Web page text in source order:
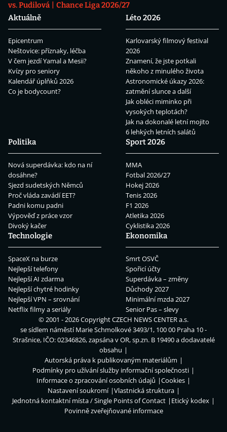
vs. Pudilová
Chance Liga 2026/27
Aktuálně
Epicentrum
Neštovice: příznaky, léčba
V čem jezdí Yamal a Mesii?
Kvízy pro seniory
Kalendář úplňků 2026
Co je bodycount?
Léto 2026
Karlovarský filmový festival
2026
Znamení, že jste potkali
někoho z minulého života
Astronomické úkazy 2026:
zatmění slunce a další
Jak obléci miminko při
vysokých teplotách?
Jak na dokonalé letní mojito
6 lehkých letních salátů
Politika
Nová superdávka: kdo na ní
dosáhne?
Sjezd sudetských Němců
Proč vláda zavádí EET?
Padni komu padni
Výpověď z práce vzor
Divoký kačer
Sport 2026
MMA
Fotbal 2026/27
Hokej 2026
Tenis 2026
F1 2026
Atletika 2026
Cyklistika 2026
Technologie
SpaceX na burze
Nejlepší telefony
Nejlepší AI zdarma
Nejlepší chytré hodinky
Nejlepší VPN – srovnání
Netflix filmy a seriály
Ekonomika
Smrt OSVČ
Spořicí účty
Superdávka – změny
Důchody 2027
Minimální mzda 2027
Senior Pas – slevy
© 2001 - 2026 CopyrightCZECH NEWS CENTER a.s.
se sídlem náměstí Marie Schmolkové 3493/1, 100 00 Praha 10 -
Strašnice, IČO: 02346826, zapsána v OR, sp.zn. B 19490 a dodavatelé
obsahu
Autorská práva k publikovaným materiálům
Podmínky pro užívání služby informační společnosti
Informace o zpracování osobních údajů
Cookies
Nastavení soukromí
Vlastnická struktura
Jednotná kontaktní místa / Single Points of Contact
Etický kodex
Povinně zveřejňované informace